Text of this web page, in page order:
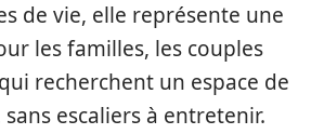
de vie, elle représente une
les familles, les couples
recherchent un espace de
escaliers à entretenir.